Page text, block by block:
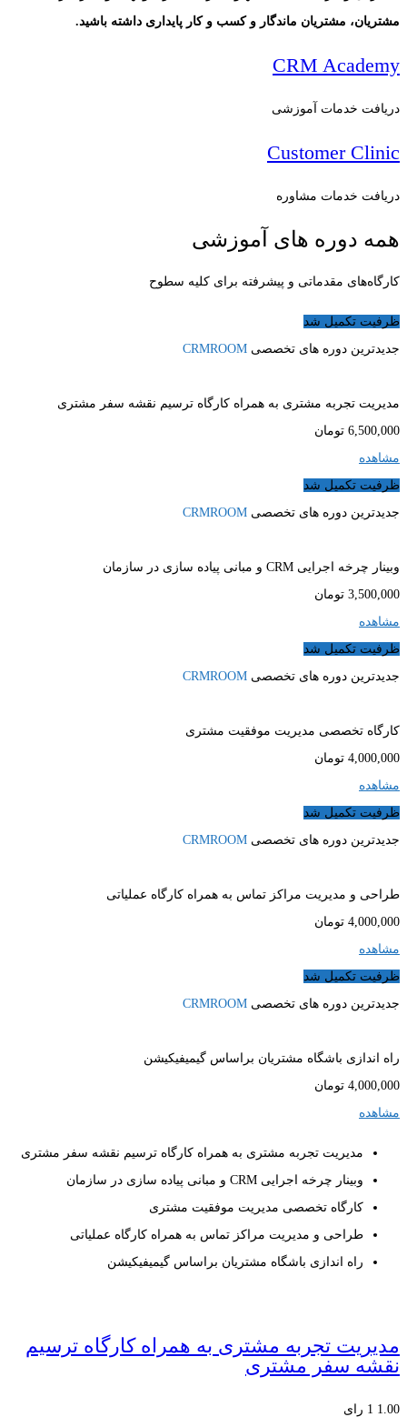
مشتریان، مشتریان ماندگار و کسب و کار پایداری داشته باشید.
CRM Academy
دریافت خدمات آموزشی
Customer Clinic
دریافت خدمات مشاوره
همه دوره های آموزشی
کارگاه‌های مقدماتی و پیشرفته برای کلیه سطوح
ظرفیت تکمیل شد
جدیدترین دوره های تخصصی CRMROOM
مدیریت تجربه مشتری به همراه کارگاه ترسیم نقشه سفر مشتری
6,500,000 تومان
مشاهده
ظرفیت تکمیل شد
جدیدترین دوره های تخصصی CRMROOM
وبینار چرخه اجرایی CRM و مبانی پیاده سازی در سازمان
3,500,000 تومان
مشاهده
ظرفیت تکمیل شد
جدیدترین دوره های تخصصی CRMROOM
کارگاه تخصصی مدیریت موفقیت مشتری
4,000,000 تومان
مشاهده
ظرفیت تکمیل شد
جدیدترین دوره های تخصصی CRMROOM
طراحی و مدیریت مراکز تماس به همراه کارگاه عملیاتی
4,000,000 تومان
مشاهده
ظرفیت تکمیل شد
جدیدترین دوره های تخصصی CRMROOM
راه اندازی باشگاه مشتریان براساس گیمیفیکیشن
4,000,000 تومان
مشاهده
مدیریت تجربه مشتری به همراه کارگاه ترسیم نقشه سفر مشتری
وبینار چرخه اجرایی CRM و مبانی پیاده سازی در سازمان
کارگاه تخصصی مدیریت موفقیت مشتری
طراحی و مدیریت مراکز تماس به همراه کارگاه عملیاتی
راه اندازی باشگاه مشتریان براساس گیمیفیکیشن
مدیریت تجربه مشتری به همراه کارگاه ترسیم
نقشه سفر مشتری
1.00 1 رای